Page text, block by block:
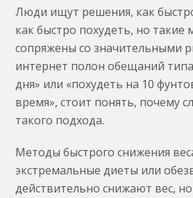
Люди ищут решения, как
как быстро похудеть, но такие
сопряжены со значительными
интернет полон обещаний
дня» или «похудеть на 10
время», стоит понять, почему
такого подхода.
Методы быстрого снижения
экстремальные диеты или
действительно снижают вес,